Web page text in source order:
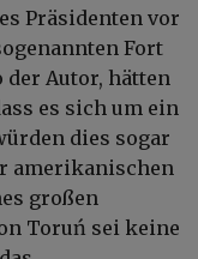
Präsidenten vor
Fort
der Autor, hätten
es sich um ein
dies sogar
amerikanischen
großen
Toruń sei keine